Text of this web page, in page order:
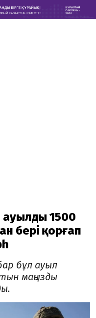
ауылды 1500
бері қорғап
бұл ауыл
маңызды